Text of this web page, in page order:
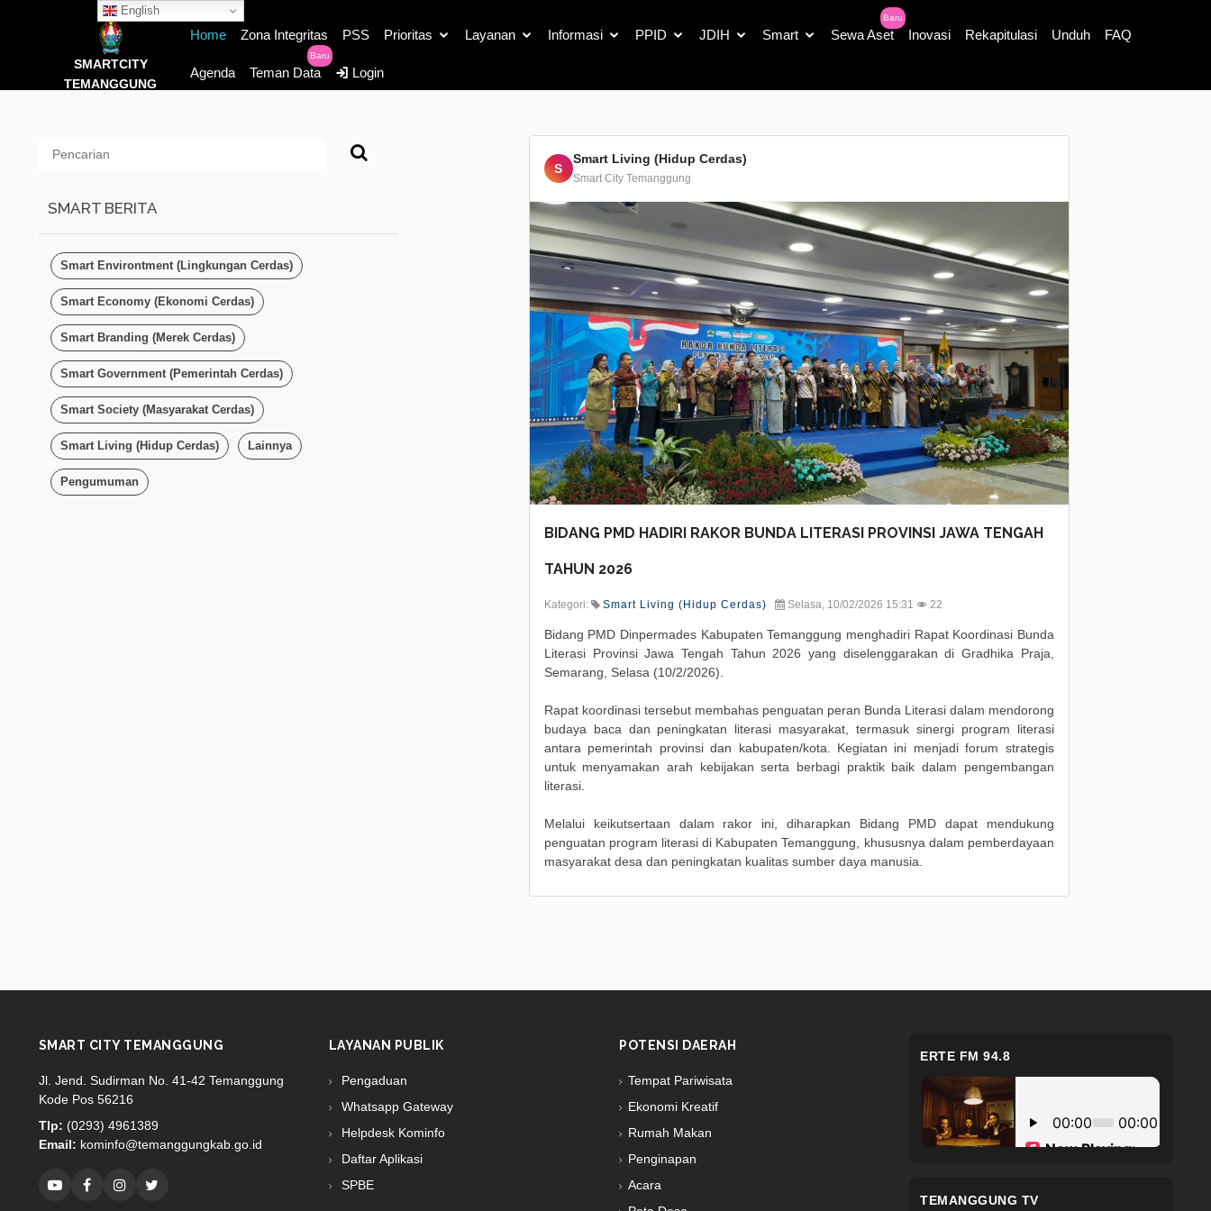
English
SMARTCITY
TEMANGGUNG
Home Zona Integritas PSS Prioritas Layanan Informasi PPID JDIH Smart Sewa Aset
Baru
Inovasi Rekapitulasi Unduh FAQ
Agenda Teman Data
Baru
Login
SMART BERITA
Smart Environtment (Lingkungan Cerdas)
Smart Economy (Ekonomi Cerdas)
Smart Branding (Merek Cerdas)
Smart Government (Pemerintah Cerdas)
Smart Society (Masyarakat Cerdas)
Smart Living (Hidup Cerdas) Lainnya
Pengumuman
S
Smart Living (Hidup Cerdas)
Smart City Temanggung
BIDANG PMD HADIRI RAKOR BUNDA LITERASI PROVINSI JAWA TENGAH
TAHUN 2026
Kategori: Smart Living (Hidup Cerdas) Selasa, 10/02/2026 15:31 22
Bidang PMD Dinpermades Kabupaten Temanggung menghadiri Rapat Koordinasi Bunda
Literasi Provinsi Jawa Tengah Tahun 2026 yang diselenggarakan di Gradhika Praja,
Semarang, Selasa (10/2/2026).
Rapat koordinasi tersebut membahas penguatan peran Bunda Literasi dalam mendorong
budaya baca dan peningkatan literasi masyarakat, termasuk sinergi program literasi
antara pemerintah provinsi dan kabupaten/kota. Kegiatan ini menjadi forum strategis
untuk menyamakan arah kebijakan serta berbagi praktik baik dalam pengembangan
literasi.
Melalui keikutsertaan dalam rakor ini, diharapkan Bidang PMD dapat mendukung
penguatan program literasi di Kabupaten Temanggung, khususnya dalam pemberdayaan
masyarakat desa dan peningkatan kualitas sumber daya manusia.
SMART CITY TEMANGGUNG
Jl. Jend. Sudirman No. 41-42 Temanggung
Kode Pos 56216
Tlp: (0293) 4961389
Email: kominfo@temanggungkab.go.id
LAYANAN PUBLIK
Pengaduan
Whatsapp Gateway
Helpdesk Kominfo
Daftar Aplikasi
SPBE
POTENSI DAERAH
Tempat Pariwisata
Ekonomi Kreatif
Rumah Makan
Penginapan
Acara
ERTE FM 94.8
TEMANGGUNG TV